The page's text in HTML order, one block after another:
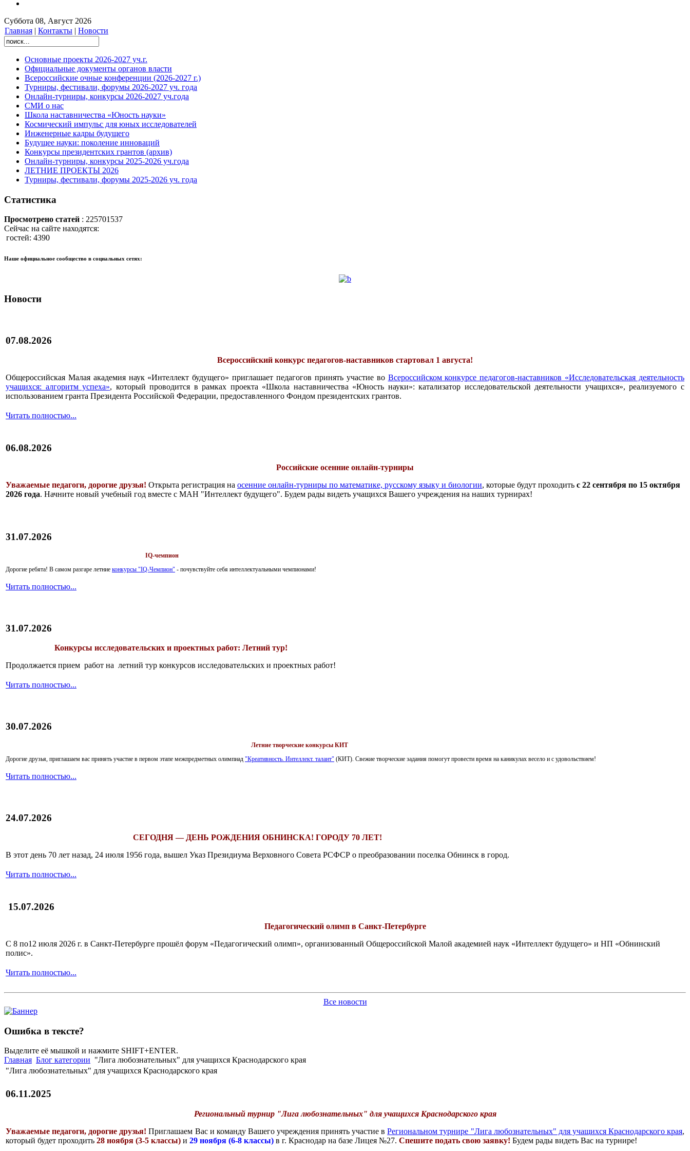
Суббота 08, Август 2026
Главная | Контакты | Новости
Основные проекты 2026-2027 уч.г.
Официальные документы органов власти
Всероссийские очные конференции (2026-2027 г.)
Турниры, фестивали, форумы 2026-2027 уч. года
Онлайн-турниры, конкурсы 2026-2027 уч.года
СМИ о нас
Школа наставничества «Юность науки»
Космический импульс для юных исследователей
Инженерные кадры будущего
Будущее науки: поколение инноваций
Конкурсы президентских грантов (архив)
Онлайн-турниры, конкурсы 2025-2026 уч.года
ЛЕТНИЕ ПРОЕКТЫ 2026
Турниры, фестивали, форумы 2025-2026 уч. года
Статистика
Просмотрено статей : 225701537
Сейчас на сайте находятся:
гостей: 4390
Наше официальное сообщество в социальных сетях:
Новости
07.08.2026
Всероссийский конкурс педагогов-наставников стартовал 1 августа!
Общероссийская Малая академия наук «Интеллект будущего» приглашает педагогов принять участие во Всероссийском конкурсе педагогов-наставников «Исследовательская деятельность
учащихся: алгоритм успеха», который проводится в рамках проекта «Школа наставничества «Юность науки»: катализатор исследовательской деятельности учащихся», реализуемого с
использованием гранта Президента Российской Федерации, предоставленного Фондом президентских грантов.
Читать полностью...
06.08.2026
Российские осенние онлайн-турниры
Уважаемые педагоги, дорогие друзья! Открыта регистрация на осенние онлайн-турниры по математике, русскому языку и биологии, которые будут проходить с 22 сентября по 15 октября
2026 года. Начните новый учебный год вместе с МАН "Интеллект будущего". Будем рады видеть учащихся Вашего учреждения на наших турнирах!
31.07.2026
IQ-чемпион
Дорогие ребята! В самом разгаре летние конкурсы "IQ-Чемпион" - почувствуйте себя интеллектуальными чемпионами!
Читать полностью...
31.07.2026
Конкурсы исследовательских и проектных работ: Летний тур!
Продолжается прием работ на летний тур конкурсов исследовательских и проектных работ!
Читать полностью...
30.07.2026
Летние творческие конкурсы КИТ
Дорогие друзья, приглашаем вас принять участие в первом этапе межпредметных олимпиад "Креативность. Интеллект. талант" (КИТ). Свежие творческие задания помогут провести время на каникулах весело и с удовольствием!
Читать полностью...
24.07.2026
СЕГОДНЯ — ДЕНЬ РОЖДЕНИЯ ОБНИНСКА! ГОРОДУ 70 ЛЕТ!
В этот день 70 лет назад, 24 июля 1956 года, вышел Указ Президиума Верховного Совета РСФСР о преобразовании поселка Обнинск в город.
Читать полностью...
15.07.2026
Педагогический олимп в Санкт-Петербурге
С 8 по12 июля 2026 г. в Санкт-Петербурге прошёл форум «Педагогический олимп», организованный Общероссийской Малой академией наук «Интеллект будущего» и НП «Обнинский
полис».
Читать полностью...
Все новости
Ошибка в тексте?
Выделите её мышкой и нажмите SHIFT+ENTER.
Главная Блог категории "Лига любознательных" для учащихся Краснодарского края
"Лига любознательных" для учащихся Краснодарского края
06.11.2025
Региональный турнир "Лига любознательных" для учащихся Краснодарского края
Уважаемые педагоги, дорогие друзья! Приглашаем Вас и команду Вашего учреждения принять участие вРегиональном турнире "Лига любознательных" для учащихся Краснодарского края,
который будет проходить 28 ноября (3-5 классы) и 29 ноября (6-8 классы) в г. Краснодар на базе Лицея №27. Спешите подать свою заявку! Будем рады видеть Вас на турнире!